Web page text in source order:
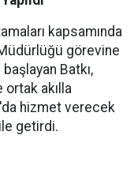
kapsamında
görevine
Batkı,
akılla
hizmet verecek
getirdi.